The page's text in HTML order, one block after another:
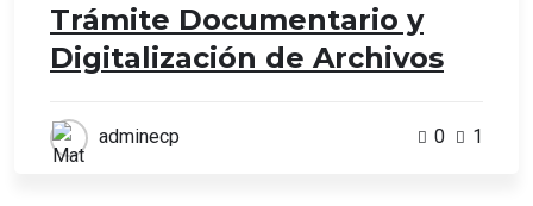
Trámite Documentario y
Digitalización de Archivos
adminecp 0 1